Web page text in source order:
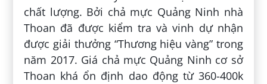
chất lượng. Bởi chả mực Quảng Ninh nhà
Thoan đã được kiểm tra và vinh dự nhận
được giải thưởng “Thương hiệu vàng” trong
năm 2017. Giá chả mực Quảng Ninh cơ sở
Thoan khá ổn định dao động từ 360-400k